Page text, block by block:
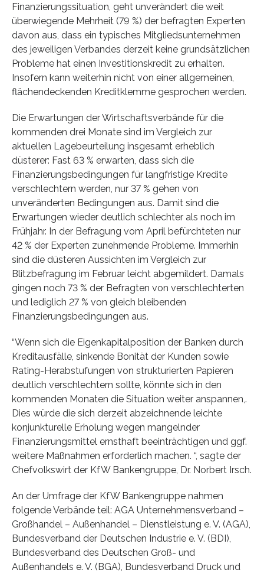
Finanzierungssituation, geht unverändert die weit
überwiegende Mehrheit (79 %) der befragten Experten
davon aus, dass ein typisches Mitgliedsunternehmen
des jeweiligen Verbandes derzeit keine grundsätzlichen
Probleme hat einen Investitionskredit zu erhalten.
Insofern kann weiterhin nicht von einer allgemeinen,
flächendeckenden Kreditklemme gesprochen werden.
Die Erwartungen der Wirtschaftsverbände für die
kommenden drei Monate sind im Vergleich zur
aktuellen Lagebeurteilung insgesamt erheblich
düsterer: Fast 63 % erwarten, dass sich die
Finanzierungsbedingungen für langfristige Kredite
verschlechtern werden, nur 37 % gehen von
unveränderten Bedingungen aus. Damit sind die
Erwartungen wieder deutlich schlechter als noch im
Frühjahr. In der Befragung vom April befürchteten nur
42 % der Experten zunehmende Probleme. Immerhin
sind die düsteren Aussichten im Vergleich zur
Blitzbefragung im Februar leicht abgemildert. Damals
gingen noch 73 % der Befragten von verschlechterten
und lediglich 27 % von gleich bleibenden
Finanzierungsbedingungen aus.
“Wenn sich die Eigenkapitalposition der Banken durch
Kreditausfälle, sinkende Bonität der Kunden sowie
Rating-Herabstufungen von strukturierten Papieren
deutlich verschlechtern sollte, könnte sich in den
kommenden Monaten die Situation weiter anspannen,.
Dies würde die sich derzeit abzeichnende leichte
konjunkturelle Erholung wegen mangelnder
Finanzierungsmittel ernsthaft beeinträchtigen und ggf.
weitere Maßnahmen erforderlich machen. “, sagte der
Chefvolkswirt der KfW Bankengruppe, Dr. Norbert Irsch.
An der Umfrage der KfW Bankengruppe nahmen
folgende Verbände teil: AGA Unternehmensverband –
Großhandel – Außenhandel – Dienstleistung e. V. (AGA),
Bundesverband der Deutschen Industrie e. V. (BDI),
Bundesverband des Deutschen Groß- und
Außenhandels e. V. (BGA), Bundesverband Druck und